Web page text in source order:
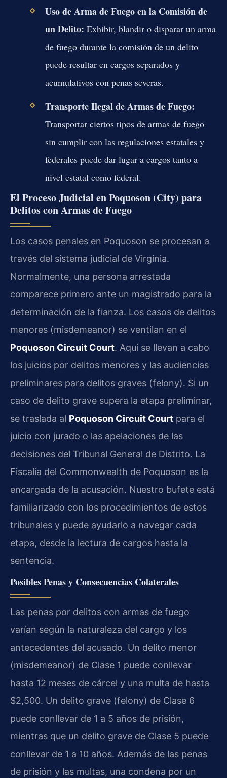
Uso de Arma de Fuego en la Comisión de
un Delito: Exhibir, blandir o disparar un arma
de fuego durante la comisión de un delito
puede resultar en cargos separados y
acumulativos con penas severas.
Transporte Ilegal de Armas de Fuego:
Transportar ciertos tipos de armas de fuego
sin cumplir con las regulaciones estatales y
federales puede dar lugar a cargos tanto a
nivel estatal como federal.
El Proceso Judicial en Poquoson (City) para
Delitos con Armas de Fuego
Los casos penales en Poquoson se procesan a
través del sistema judicial de Virginia.
Normalmente, una persona arrestada
comparece primero ante un magistrado para la
determinación de la fianza. Los casos de delitos
menores (misdemeanor) se ventilan en el
Poquoson Circuit Court. Aquí se llevan a cabo
los juicios por delitos menores y las audiencias
preliminares para delitos graves (felony). Si un
caso de delito grave supera la etapa preliminar,
se traslada al Poquoson Circuit Court para el
juicio con jurado o las apelaciones de las
decisiones del Tribunal General de Distrito. La
Fiscalía del Commonwealth de Poquoson es la
encargada de la acusación. Nuestro bufete está
familiarizado con los procedimientos de estos
tribunales y puede ayudarlo a navegar cada
etapa, desde la lectura de cargos hasta la
sentencia.
Posibles Penas y Consecuencias Colaterales
Las penas por delitos con armas de fuego
varían según la naturaleza del cargo y los
antecedentes del acusado. Un delito menor
(misdemeanor) de Clase 1 puede conllevar
hasta 12 meses de cárcel y una multa de hasta
$2,500. Un delito grave (felony) de Clase 6
puede conllevar de 1 a 5 años de prisión,
mientras que un delito grave de Clase 5 puede
conllevar de 1 a 10 años. Además de las penas
de prisión y las multas, una condena por un